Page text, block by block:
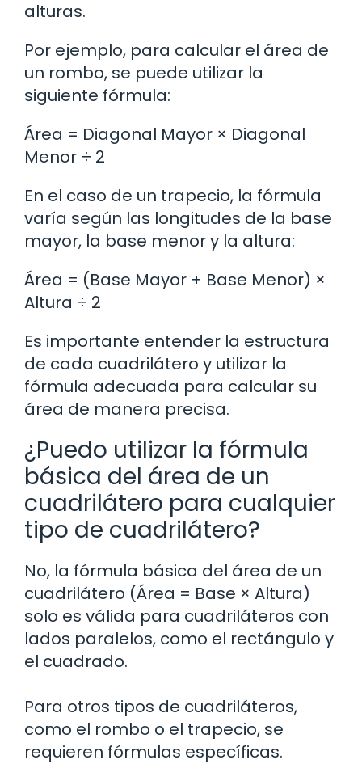
alturas.
Por ejemplo, para calcular el área de
un rombo, se puede utilizar la
siguiente fórmula:
Área = Diagonal Mayor × Diagonal
Menor ÷ 2
En el caso de un trapecio, la fórmula
varía según las longitudes de la base
mayor, la base menor y la altura:
Área = (Base Mayor + Base Menor) ×
Altura ÷ 2
Es importante entender la estructura
de cada cuadrilátero y utilizar la
fórmula adecuada para calcular su
área de manera precisa.
¿Puedo utilizar la fórmula
básica del área de un
cuadrilátero para cualquier
tipo de cuadrilátero?
No, la fórmula básica del área de un
cuadrilátero (Área = Base × Altura)
solo es válida para cuadriláteros con
lados paralelos, como el rectángulo y
el cuadrado.
Para otros tipos de cuadriláteros,
como el rombo o el trapecio, se
requieren fórmulas específicas.